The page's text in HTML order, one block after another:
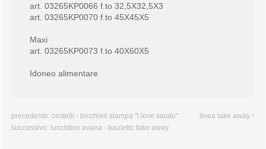
art. 03265KP0066 f.to 32,5X32,5X3
art. 03265KP0070 f.to 45X45X5
Maxi
art. 03265KP0073 f.to 40X60X5
Idoneo alimentare
precedente: cestelli - bicchieri stampa ''i love salato''
successivo: lunchbox avana - bauletto take away
linea take away